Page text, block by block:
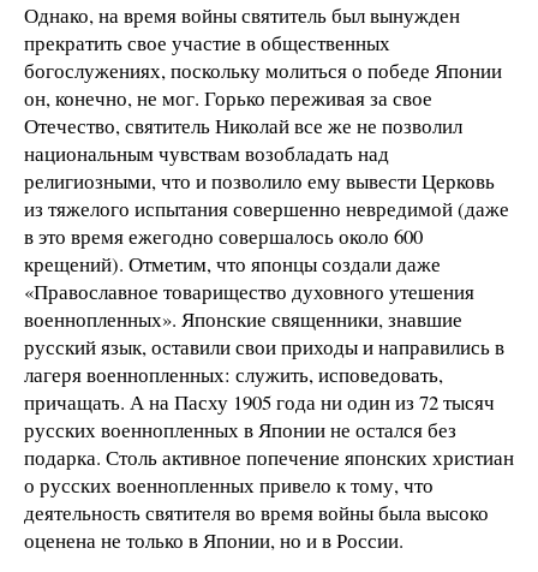
Однако, на время войны святитель был вынужден
прекратить свое участие в общественных
богослужениях, поскольку молиться о победе Японии
он, конечно, не мог. Горько переживая за свое
Отечество, святитель Николай все же не позволил
национальным чувствам возобладать над
религиозными, что и позволило ему вывести Церковь
из тяжелого испытания совершенно невредимой (даже
в это время ежегодно совершалось около 600
крещений). Отметим, что японцы создали даже
«Православное товарищество духовного утешения
военнопленных». Японские священники, знавшие
русский язык, оставили свои приходы и направились в
лагеря военнопленных: служить, исповедовать,
причащать. А на Пасху 1905 года ни один из 72 тысяч
русских военнопленных в Японии не остался без
подарка. Столь активное попечение японских христиан
о русских военнопленных привело к тому, что
деятельность святителя во время войны была высоко
оценена не только в Японии, но и в России.